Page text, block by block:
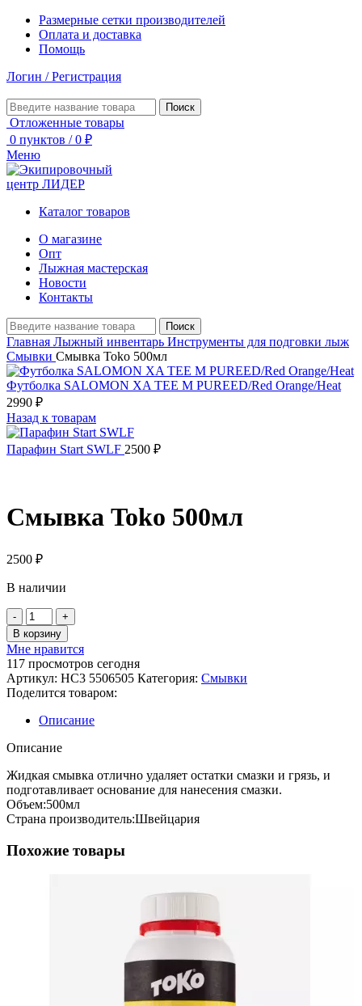
Размерные сетки производителей
Оплата и доставка
Помощь
Логин / Регистрация
Поиск
Отложенные товары
0 пунктов / 0 ₽
Меню
Каталог товаров
О магазине
Опт
Лыжная мастерская
Новости
Контакты
Поиск
Главная Лыжный инвентарь Инструменты для подговки лыж
Смывки Смывка Toko 500мл
Футболка SALOMON XA TEE M PUREED/Red Orange/Heat
2990 ₽
Назад к товарам
Парафин Start SWLF 2500 ₽
Смывка Toko 500мл
2500 ₽
В наличии
Количество
товара
Смывка
Toko
500мл
В корзину
Мне нравится
117 просмотров сегодня
Артикул: HC3 5506505 Категория: Смывки
Поделится товаром:
Описание
Описание
Жидкая смывка отлично удаляет остатки смазки и грязь, и
подготавливает основание для нанесения смазки.
Объем:500мл
Страна производитель:Швейцария
Похожие товары